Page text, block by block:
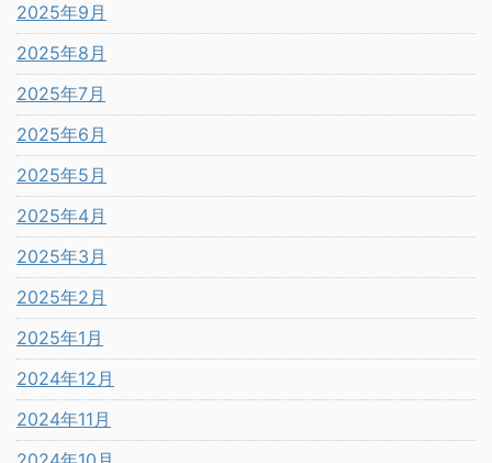
2025年9月
2025年8月
2025年7月
2025年6月
2025年5月
2025年4月
2025年3月
2025年2月
2025年1月
2024年12月
2024年11月